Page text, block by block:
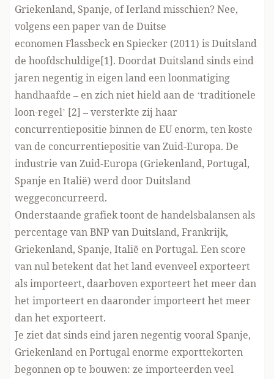
Griekenland, Spanje, of Ierland misschien? Nee,
volgens een papervan de Duitse
economen Flassbeck en Spiecker (2011) is Duitsland
de hoofdschuldige[1]. Doordat Duitsland sinds eind
jaren negentig in eigen land een loonmatiging
handhaafde – en zich niet hield aan de ‘traditionele
loon-regel’ [2] – versterkte zij haar
concurrentiepositie binnen de EU enorm, ten koste
van de concurrentiepositie van Zuid-Europa. De
industrie van Zuid-Europa (Griekenland, Portugal,
Spanje en Italië) werd door Duitsland
weggeconcurreerd.
Onderstaande grafiek toont de handelsbalansen als
percentage van BNP van Duitsland, Frankrijk,
Griekenland, Spanje, Italië en Portugal. Een score
van nul betekent dat het land evenveel exporteert
als importeert, daarboven exporteert het meer dan
het importeert en daaronder importeert het meer
dan het exporteert.
Je ziet dat sinds eind jaren negentig vooral Spanje,
Griekenland en Portugal enorme exporttekorten
begonnen op te bouwen: ze importeerden veel